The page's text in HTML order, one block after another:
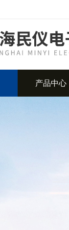
产品中心